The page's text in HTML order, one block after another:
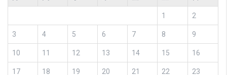
1 2
3 4 5 6 7 8 9
10 11 12 13 14 15 16
17 18 19 20 21 22 23